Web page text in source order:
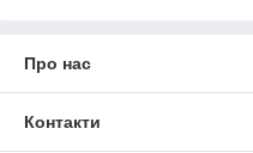
Про нас
Контакти